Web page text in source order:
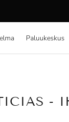
Paluukeskus
-